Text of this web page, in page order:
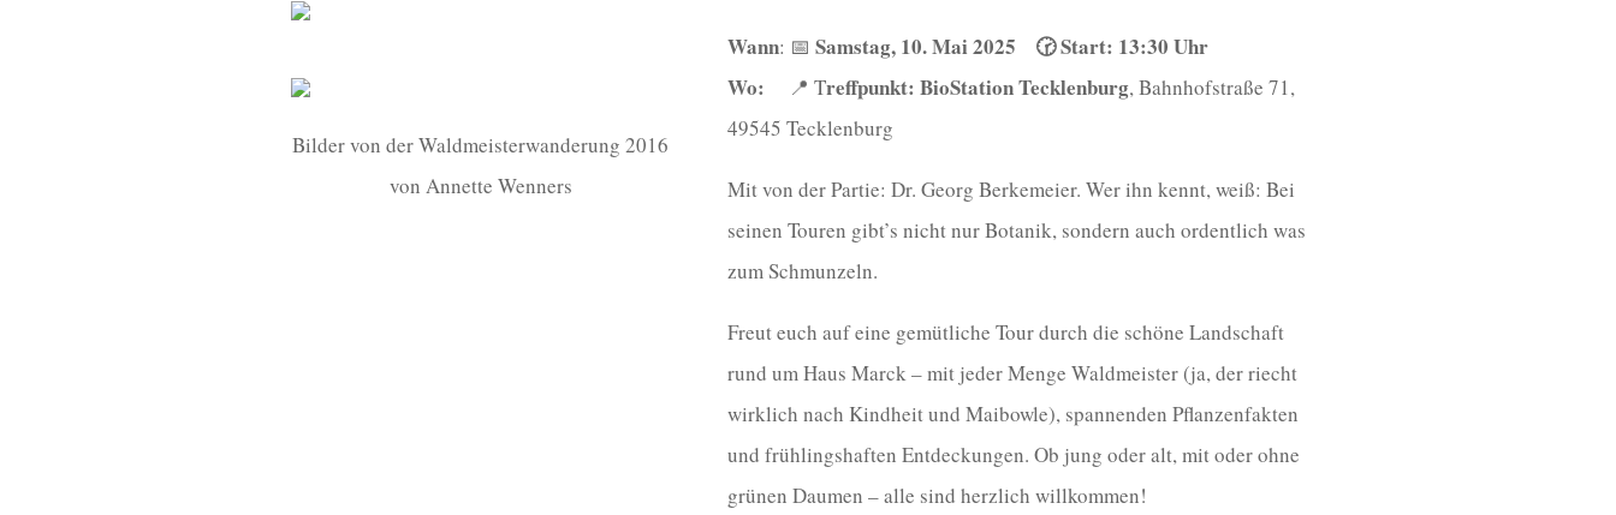
Bilder von der Waldmeisterwanderung 2016
von Annette Wenners
Wann: 📅 Samstag, 10. Mai 2025 🕝 Start: 13:30 Uhr
Wo: 📍 Treffpunkt: BioStation Tecklenburg, Bahnhofstraße 71,
49545 Tecklenburg
Mit von der Partie: Dr. Georg Berkemeier. Wer ihn kennt, weiß: Bei
seinen Touren gibt’s nicht nur Botanik, sondern auch ordentlich was
zum Schmunzeln.
Freut euch auf eine gemütliche Tour durch die schöne Landschaft
rund um Haus Marck – mit jeder Menge Waldmeister (ja, der riecht
wirklich nach Kindheit und Maibowle), spannenden Pflanzenfakten
und frühlingshaften Entdeckungen. Ob jung oder alt, mit oder ohne
grünen Daumen – alle sind herzlich willkommen!